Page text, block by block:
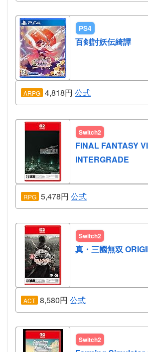
PS4
百剣討妖伝綺譚
ARPG 4,818円 公式
Switch2
FINAL FANTASY
INTERGRADE
RPG 5,478円 公式
Switch2
真・三國無双
ACT 8,580円 公式
Switch2